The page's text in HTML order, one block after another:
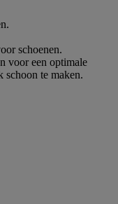
schoenen.
voor een optimale
schoon te maken.